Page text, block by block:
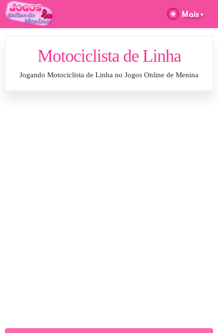
Motociclista de Linha
Jogando Motociclista de Linha no Jogos Online de Menina